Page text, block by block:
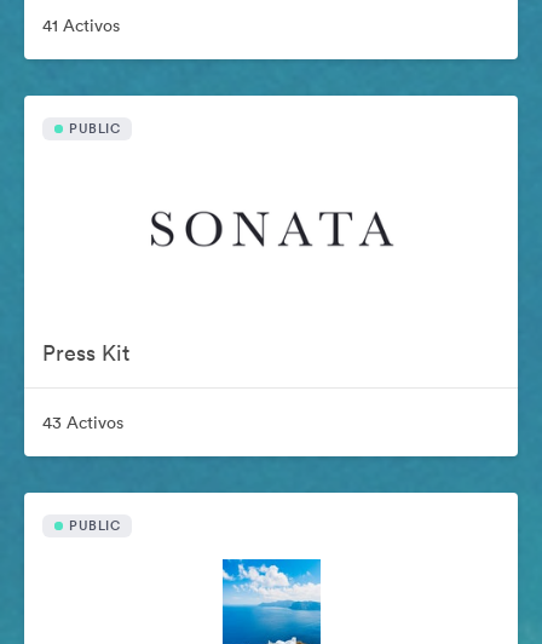
41 Activos
PUBLIC
Press Kit
43 Activos
PUBLIC